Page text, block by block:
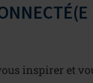
inspirer et